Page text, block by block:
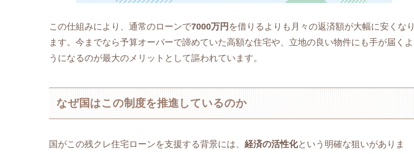
この仕組みにより、通常のローンで7000万円 を借りるよりも月々の返済額が大幅に安くなり
ます。今までなら予算オーバーで諦めていた高額な住宅や、立地の良い物件にも手が届くよ
うになるのが最大のメリットとして謳われています。
なぜ国はこの制度を推進しているのか
国がこの残クレ住宅ローンを支援する背景には、 経済の活性化という明確な狙いがありま